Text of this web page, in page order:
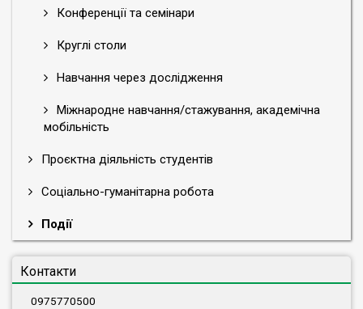
Конференції та семінари
Круглі столи
Навчання через дослідження
Міжнародне навчання/стажування, академічна
мобільність
Проєктна діяльність студентів
Соціально-гуманітарна робота
Події
Контакти
0975770500